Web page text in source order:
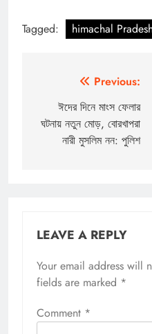
Tagged: himachal
navigation
Previous:
ঈদের দিনে মাংস ফেলার
ঘটনায় নতুন মোড়, বোরখাপরা
নারী মুসলিম নন: পুলিশ
LEAVE A REPLY
Your email address will
fields are marked *
Comment *